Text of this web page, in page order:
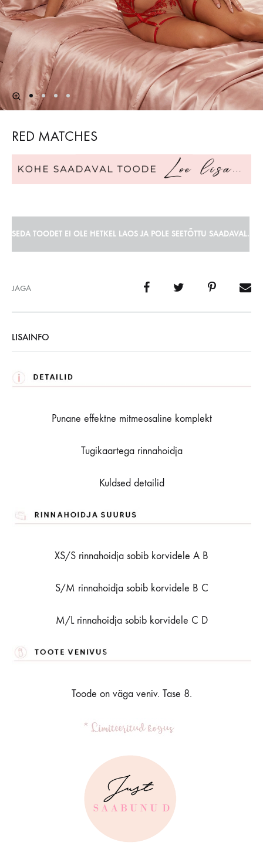
RED MATCHES
SEDA TOODET EI OLE HETKEL LAOS JA POLE SEETÕTTU SAADAVAL.
JAGA
LISAINFO
Punane effektne mitmeosaline komplekt
Tugikaartega rinnahoidja
Kuldsed detailid
XS/S rinnahoidja sobib korvidele A B
S/M rinnahoidja sobib korvidele B C
M/L rinnahoidja sobib korvidele C D
Toode on väga veniv. Tase 8.